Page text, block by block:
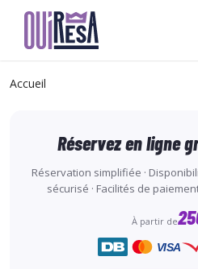
contenu
Accueil
Réservez en ligne
Réservation simplifiée ·
sécurisé · Facilités de
À partir de
VISA